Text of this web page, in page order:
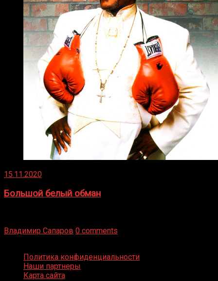
15.11.2020
Большой белый обман
Владимир Сапаров 0 comments
Политика конфиденциальности
Наши партнеры
Карта сайта